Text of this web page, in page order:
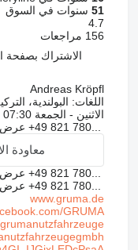
51سنوات في السوق
4.7
156 مراجعات
الاشتراك بصفحة
Andreas Kröpfl
اللغات: البولندية،
الاثنين - الجمعة 07:30 - 16:30
+49 821 780... عرض
معاودة
+49 821 780... عرض
+49 821 780... عرض
www.gruma.de
GRUMA/